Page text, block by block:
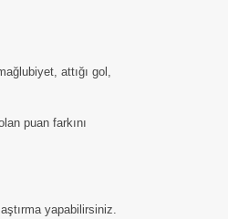
attığı gol,
puan farkını
yapabilirsiniz.